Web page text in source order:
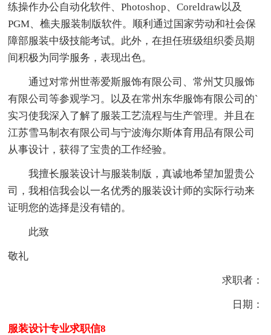
练操作办公自动化软件、Photoshop、Coreldraw以及
PGM、樵夫服装制版软件。顺利通过国家劳动和社会保
障部服装中级技能考试。此外，在担任班级组织委员期
间积极为同学服务，表现出色。
通过对常州世蒂爱斯服饰有限公司、常州艾贝服饰
有限公司等参观学习。以及在常州东华服饰有限公司的`
实习使我深入了解了服装工艺流程与生产管理。并且在
江苏雪马制衣有限公司与宁波海尔斯体育用品有限公司
从事设计，获得了宝贵的工作经验。
我擅长服装设计与服装制版，真诚地希望加盟贵公
司，我相信我会以一名优秀的服装设计师的实际行动来
证明您的选择是没有错的。
此致
敬礼
求职者：
日期：
服装设计专业求职信8